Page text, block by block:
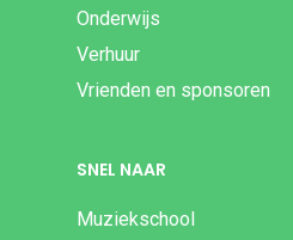
Onderwijs
Verhuur
Vrienden en sponsoren
SNEL NAAR
Muziekschool